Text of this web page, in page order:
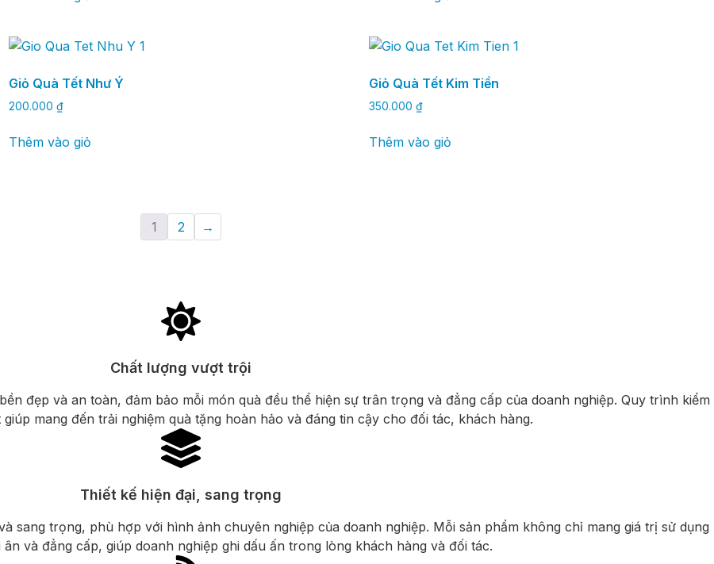
Giỏ Quà Tết Như Ý
200.000 ₫
Thêm vào giỏ
Giỏ Quà Tết Kim Tiền
350.000₫
Thêm vào giỏ
1 2 →
Chất lượng vượt trội
đẹp và an toàn, đảm bảo mỗi món quà đều thể hiện sự trân trọng và đẳng cấp của doanh nghiệp. Quy trình kiểm
mang đến trải nghiệm quà tặng hoàn hảo và đáng tin cậy cho đối tác, khách hàng.
Thiết kế hiện đại, sang trọng
sang trọng, phù hợp với hình ảnh chuyên nghiệp của doanh nghiệp. Mỗi sản phẩm không chỉ mang giá trị sử dụng
và đẳng cấp, giúp doanh nghiệp ghi dấu ấn trong lòng khách hàng và đối tác.